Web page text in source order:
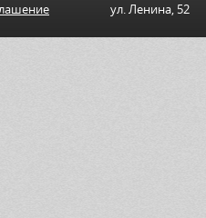
ул. Ленина, 52